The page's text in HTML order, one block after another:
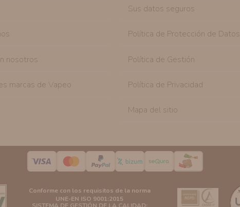
nosotros
marcas de Vapeo
Sus datos seguros
Política de Protección de Datos
Política de Gestión
Política de Privacidad
Mapa del sitio
Conforme con los requisitos de la norma
UNE-EN ISO 9001:2015